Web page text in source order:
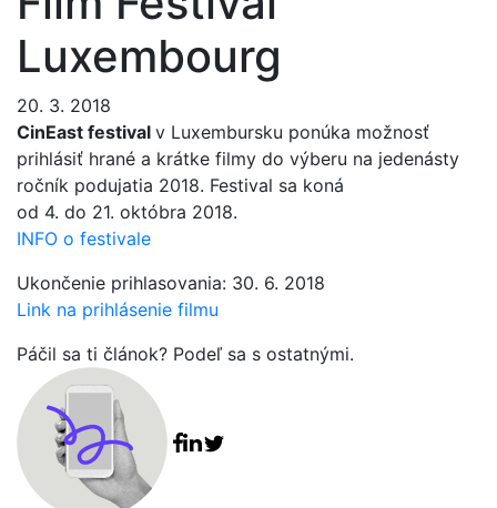
Luxembourg
20. 3. 2018
CinEast festival v Luxembursku ponúka možnosť
prihlásiť hrané a krátke filmy do výberu na jedenásty
ročník podujatia 2018. Festival sa koná
od 4. do 21. októbra 2018.
INFO o festivale
Ukončenie prihlasovania: 30. 6. 2018
Link na prihlásenie filmu
Páčil sa ti článok? Podeľ sa s ostatnými.